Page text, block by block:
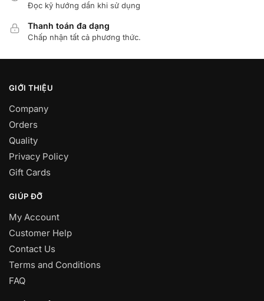
Đọc kỹ hướng dẩn khi sử dụng
Thanh toán đa dạng
Chấp nhận tất cả phương thức.
GIỚI THIỆU
Company
Orders
Quality
Privacy Policy
Gift Cards
GIÚP ĐỠ
My Account
Customer Help
Contact Us
Terms and Conditions
FAQ